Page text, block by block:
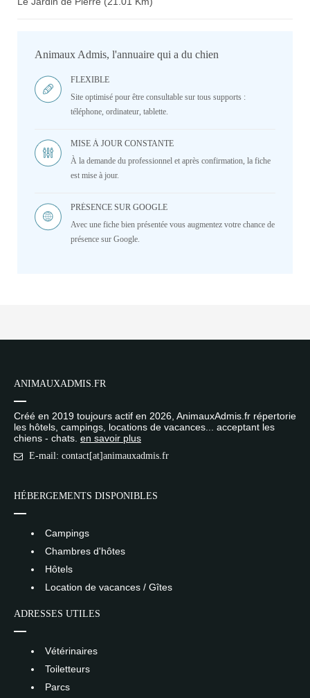
Animaux Admis, l'annuaire qui a du chien
FLEXIBLE
Site optimisé pour être consultable sur tous supports :
téléphone, ordinateur, tablette.
MISE À JOUR CONSTANTE
À la demande du professionnel et après confirmation, la fiche
est mise à jour.
PRÉSENCE SUR GOOGLE
Avec une fiche bien présentée vous augmentez votre chance de
présence sur Google.
ANIMAUXADMIS.FR
Créé en 2019 toujours actif en 2026, AnimauxAdmis.fr répertorie
les hôtels, campings, locations de vacances... acceptant les
chiens - chats. en savoir plus
E-mail: contact[at]animauxadmis.fr
HÉBERGEMENTS DISPONIBLES
Campings
Chambres d'hôtes
Hôtels
Location de vacances / Gîtes
ADRESSES UTILES
Vétérinaires
Toiletteurs
Parcs